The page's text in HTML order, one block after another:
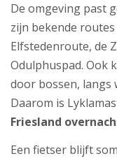
De omgeving past
zijn bekende
Elfstedenroute, de
Odulphuspad. Ook
door bossen, langs
Daarom is
Friesland
Een fietser blijft